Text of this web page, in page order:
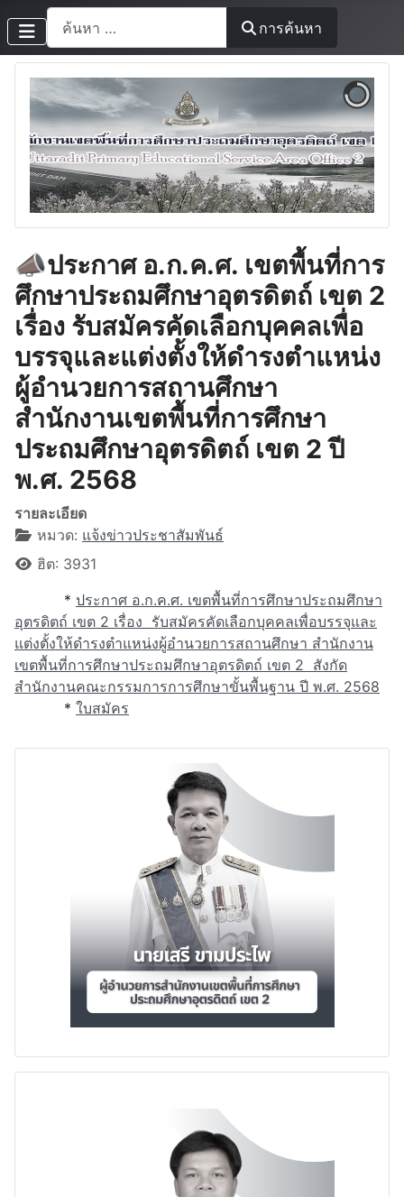
การค้นหา
การค้นหา
📣ประกาศ อ.ก.ค.ศ. เขตพื้นที่การ
ศึกษาประถมศึกษาอุตรดิตถ์ เขต 2
เรื่อง รับสมัครคัดเลือกบุคคลเพื่อ
บรรจุและแต่งตั้งให้ดำรงตำแหน่ง
ผู้อำนวยการสถานศึกษา
สำนักงานเขตพื้นที่การศึกษา
ประถมศึกษาอุตรดิตถ์ เขต 2 ปี
พ.ศ. 2568
รายละเอียด
หมวด: แจ้งข่าวประชาสัมพันธ์
ฮิต: 3931
* ประกาศ อ.ก.ค.ศ. เขตพื้นที่การศึกษาประถมศึกษา
อุตรดิตถ์ เขต 2 เรื่อง รับสมัครคัดเลือกบุคคลเพื่อบรรจุและ
แต่งตั้งให้ดำรงตำแหน่งผู้อำนวยการสถานศึกษา สำนักงาน
เขตพื้นที่การศึกษาประถมศึกษาอุตรดิตถ์ เขต 2 สังกัด
สำนักงานคณะกรรมการการศึกษาขั้นพื้นฐาน ปี พ.ศ. 2568
* ใบสมัคร